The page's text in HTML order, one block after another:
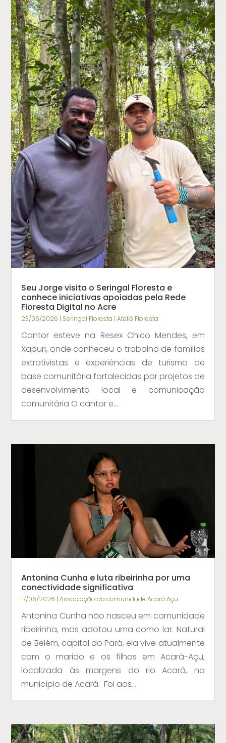
Seu Jorge visita o Seringal Floresta e
conhece iniciativas apoiadas pela Rede
Floresta Digital no Acre
23/06/2026 | Seringal Floresta | Ateliê Floresta
Cantor esteve na Resex Chico Mendes, em
Xapuri, onde conheceu o trabalho de famílias
extrativistas e experiências de turismo de
base comunitária fortalecidas por projetos de
desenvolvimento local e comunicação
comunitária O cantor e...
Antonina Cunha e luta ribeirinha por uma
conectividade significativa
17/06/2026 |Associação da comunidade Acará Açu
Antonina Cunha não nasceu em comunidade
ribeirinha, mas adotou uma como lar. Natural
de Belém, capital do Pará, ela vive atualmente
com o marido e os filhos em Acará-Açu,
localizada às margens do rio Acará, no
município de Acará. Foi aos...